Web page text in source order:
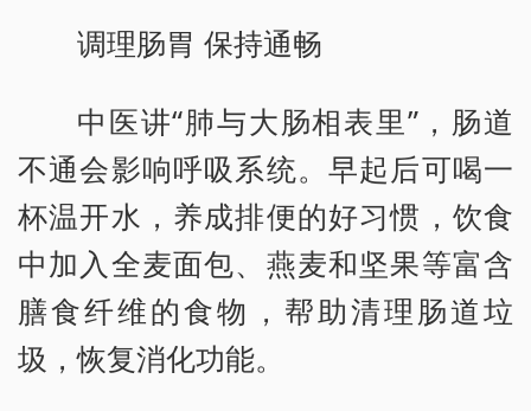
调理肠胃 保持通畅
中医讲“肺与大肠相表里”，肠道
不通会影响呼吸系统。早起后可喝一
杯温开水，养成排便的好习惯，饮食
中加入全麦面包、燕麦和坚果等富含
膳食纤维的食物，帮助清理肠道垃
圾，恢复消化功能。